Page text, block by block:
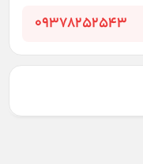
09378252543